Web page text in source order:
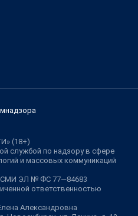
(18+)
службой по надзору в сфере
и массовых коммуникаций
СМИ ЭЛ № ФС 77—84683
ответственностью
Александровна